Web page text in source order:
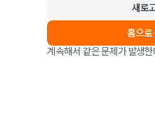
새로
홈으로
계속해서 같은 문제가 발생한